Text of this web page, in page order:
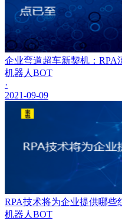
企业弯道超车新契机：RPA
机器人BOT
·
2021-09-09
RPA技术将为企业提供哪些
机器人BOT